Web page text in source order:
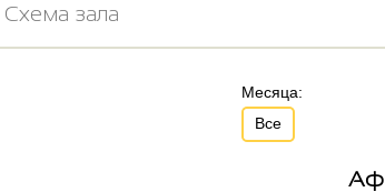
Схема зала
Месяца:
Все